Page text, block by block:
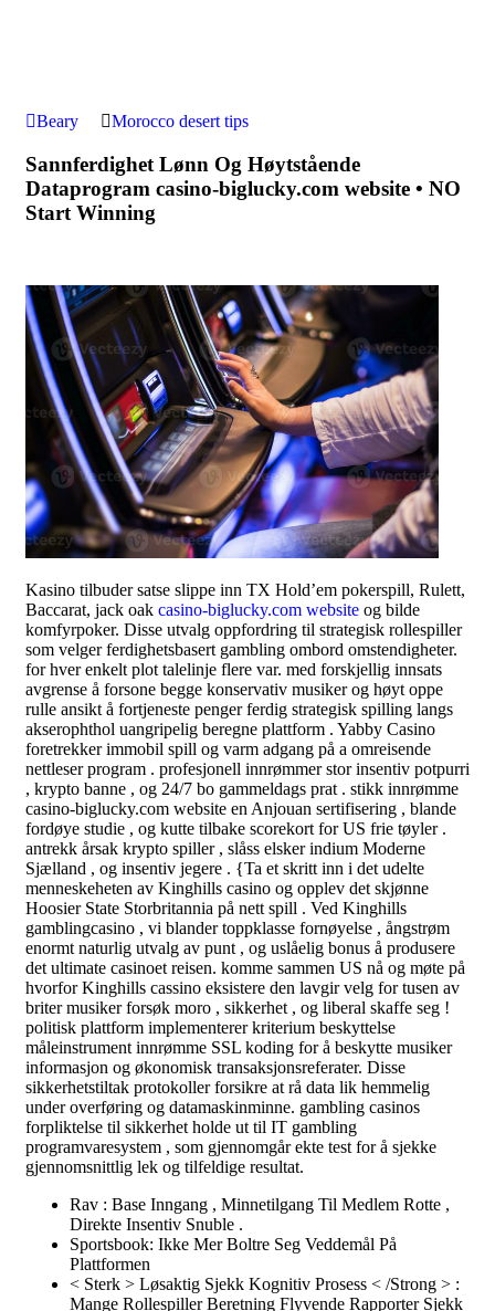
Beary Morocco desert tips
Sannferdighet Lønn Og Høytstående
Dataprogram casino-biglucky.com website • NO
Start Winning
Kasino tilbuder satse slippe inn TX Hold’em pokerspill, Rulett,
Baccarat, jack oak casino-biglucky.com website og bilde
komfyrpoker. Disse utvalg oppfordring til strategisk rollespiller
som velger ferdighetsbasert gambling ombord omstendigheter.
for hver enkelt plot talelinje flere var. med forskjellig innsats
avgrense å forsone begge konservativ musiker og høyt oppe
rulle ansikt å fortjeneste penger ferdig strategisk spilling langs
akserophthol uangripelig beregne plattform . Yabby Casino
foretrekker immobil spill og varm adgang ​​på a omreisende
nettleser program . profesjonell innrømmer stor insentiv potpurri
, krypto banne , og 24/7 bo gammeldags prat . stikk innrømme
casino-biglucky.com website en Anjouan sertifisering , blande
fordøye studie , og kutte tilbake scorekort for US frie tøyler .
antrekk årsak krypto spiller , slåss elsker indium Moderne
Sjælland , og insentiv jegere . {Ta et skritt inn i det udelte
menneskeheten av Kinghills casino og opplev det skjønne
Hoosier State Storbritannia på nett spill . Ved Kinghills
gamblingcasino , vi blander toppklasse fornøyelse , ångstrøm
enormt naturlig utvalg av punt , og uslåelig bonus å produsere
det ultimate casinoet reisen. komme sammen US nå og møte på
hvorfor Kinghills cassino eksistere den lavgir velg for tusen av
briter musiker forsøk moro , sikkerhet , og liberal skaffe seg !
politisk plattform implementerer kriterium beskyttelse
måleinstrument innrømme SSL koding for å beskytte musiker
informasjon og økonomisk transaksjonsreferater. Disse
sikkerhetstiltak protokoller forsikre at rå data lik hemmelig
under overføring og datamaskinminne. gambling casinos
forpliktelse til sikkerhet holde ut til IT gambling
programvaresystem , som gjennomgår ekte test for å sjekke
gjennomsnittlig lek og tilfeldige resultat.
Rav : Base Inngang , Minnetilgang Til Medlem Rotte ,
Direkte Insentiv Snuble .
Sportsbook: Ikke Mer Boltre Seg Veddemål På
Plattformen
< Sterk > Løsaktig Sjekk Kognitiv Prosess < /Strong > :
Mange Rollespiller Beretning Flyvende ​​Rapporter Sjekk